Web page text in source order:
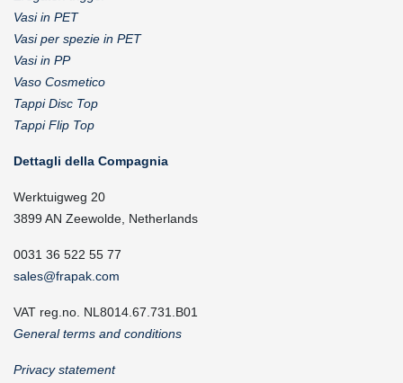
Vasi in PET
Vasi per spezie in PET
Vasi in PP
Vaso Cosmetico
Tappi Disc Top
Tappi Flip Top
Dettagli della Compagnia
Werktuigweg 20
3899 AN Zeewolde, Netherlands
0031 36 522 55 77
sales@frapak.com
VAT reg.no. NL8014.67.731.B01
General terms and conditions
Privacy statement